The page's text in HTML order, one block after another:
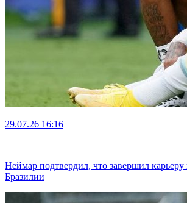
29.07.26 16:16
Неймар подтвердил, что завершил карьеру
Бразилии